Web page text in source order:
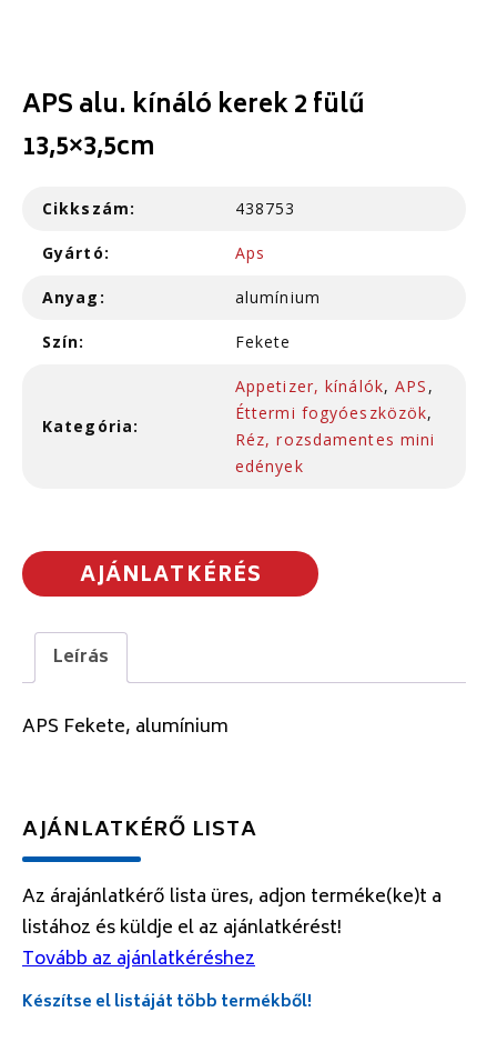
APS alu. kínáló kerek 2 fülű
13,5×3,5cm
Cikkszám: 438753
Gyártó: Aps
Anyag: alumínium
Szín: Fekete
Kategória:
Appetizer, kínálók,APS ,
Éttermi fogyóeszközök,
Réz, rozsdamentes mini
edények
AJÁNLATKÉRÉS
Leírás
APS Fekete, alumínium
AJÁNLATKÉRŐ LISTA
Az árajánlatkérő lista üres, adjon terméke(ke)t a
listához és küldje el az ajánlatkérést!
Tovább az ajánlatkéréshez
Készítse el listáját több termékből!